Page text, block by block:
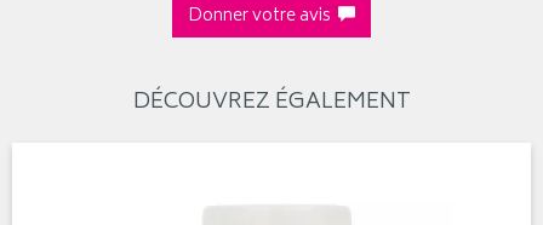
Donner votre avis
DÉCOUVREZ ÉGALEMENT